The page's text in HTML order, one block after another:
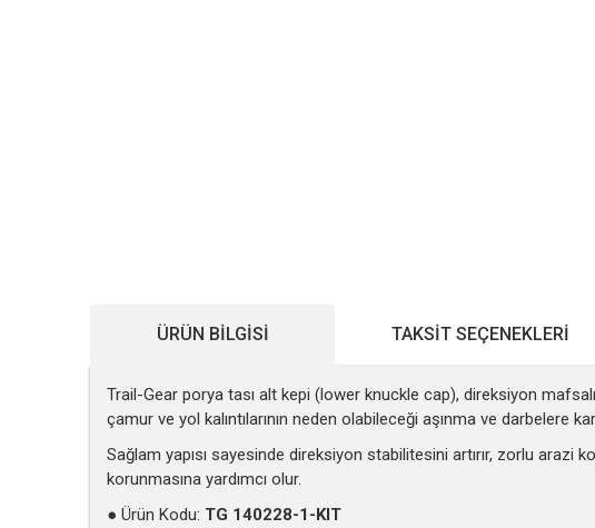
ÜRÜN BILGISI TAKSIT SEÇENEKLERI
Trail-Gear porya tası alt kepi (lower knuckle cap), direksiyon
çamur ve yol kalıntılarının neden olabileceği aşınma ve darbelere
Sağlam yapısı sayesinde direksiyon stabilitesini artırır, zorlu arazi
korunmasına yardımcı olur.
● Ürün Kodu: TG 140228-1-KIT